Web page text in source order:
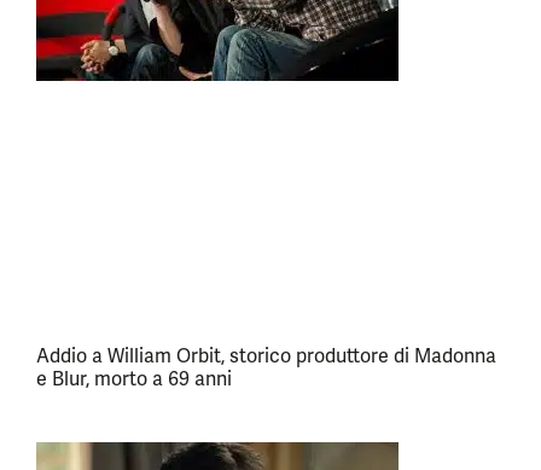
Addio a William Orbit, storico produttore di Madonna
e Blur, morto a 69 anni